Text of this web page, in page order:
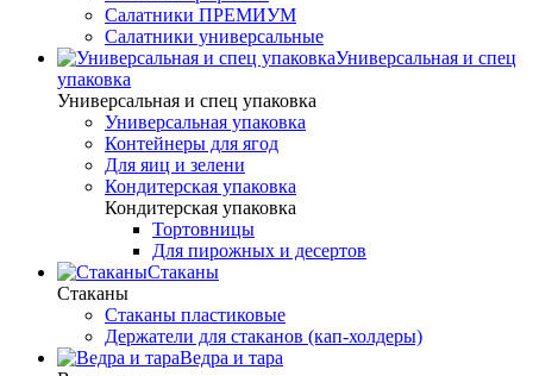
Салатники ПРЕМИУМ
Салатники универсальные
Универсальная и спец
упаковка
Универсальная и спец упаковка
Универсальная упаковка
Контейнеры для ягод
Для яиц и зелени
Кондитерская упаковка
Кондитерская упаковка
Тортовницы
Для пирожных и десертов
Стаканы
Стаканы
Стаканы пластиковые
Держатели для стаканов (кап-холдеры)
Ведра и тара